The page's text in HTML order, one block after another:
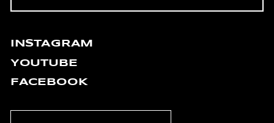
INSTAGRAM
YOUTUBE
FACEBOOK